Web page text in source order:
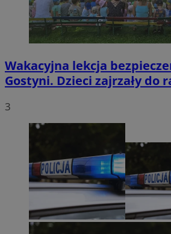
Wakacyjna lekcja
Gostyni. Dzieci zajrzały do
3